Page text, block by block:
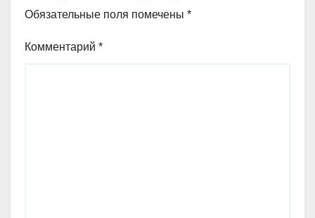
Обязательные поля помечены *
Комментарий *